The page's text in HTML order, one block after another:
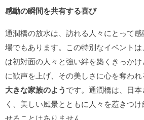
感動の瞬間を共有する喜び
通潤橋の放水は、訪れる人々にとって
場でもあります。この特別なイベント
は初対面の人々と強い絆を築くきっか
に歓声を上げ、その美しさに心を奪わ
大きな家族のようです。通潤橋は、日
く、美しい風景とともに人々を惹きつ
せることはありません。